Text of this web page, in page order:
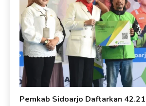
Pemkab Sidoarjo Daftarkan